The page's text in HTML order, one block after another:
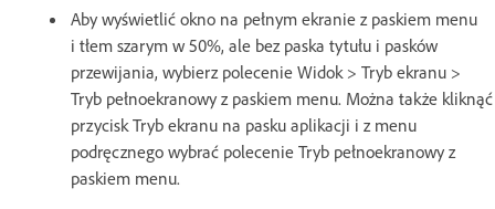
Aby wyświetlić okno na pełnym ekranie z paskiem menu
i tłem szarym w 50%, ale bez paska tytułu i pasków
przewijania, wybierz polecenie Widok > Tryb ekranu >
Tryb pełnoekranowy z paskiem menu. Można także kliknąć
przycisk Tryb ekranu na pasku aplikacji i z menu
podręcznego wybrać polecenie Tryb pełnoekranowy z
paskiem menu.